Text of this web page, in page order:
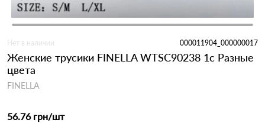
Нет в наличии 000011904_000000017
Женские трусики FINELLA WTSC90238 1с Разные
цвета
FINELLA
56.76 грн/шт